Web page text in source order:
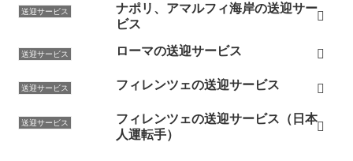
送迎サービス
ナポリ、アマルフィ海岸の送迎サー
ビス
送迎サービス ローマの送迎サービス
送迎サービス フィレンツェの送迎サービス
送迎サービス
フィレンツェの送迎サービス（日本
人運転手）